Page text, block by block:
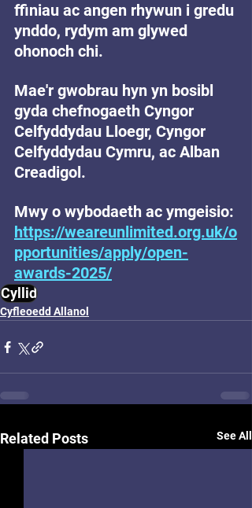
ffiniau ac angen rhywun i gredu
ynddo, rydym am glywed
ohonoch chi.
Mae'r gwobrau hyn yn bosibl
gyda chefnogaeth Cyngor
Celfyddydau Lloegr, Cyngor
Celfyddydau Cymru, ac Alban
Creadigol.
Mwy o wybodaeth ac ymgeisio:
https://weareunlimited.org.uk/o
pportunities/apply/open-
awards-2025/
Cyllid
Cyfleoedd Allanol
Related Posts See All